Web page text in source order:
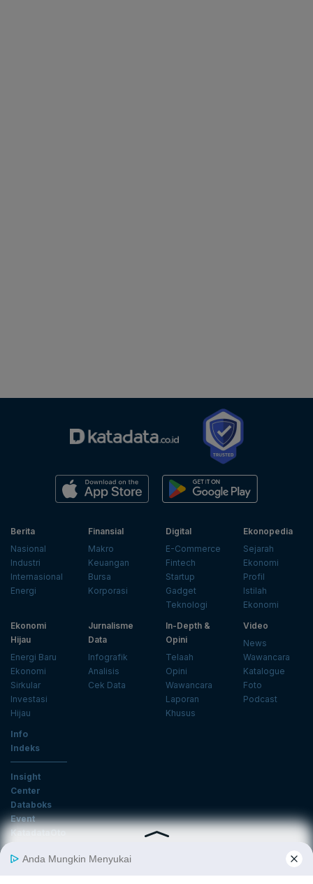
Berita
Nasional
Industri
Internasional
Energi
Finansial
Makro
Keuangan
Bursa
Korporasi
Digital
E-Commerce
Fintech
Startup
Gadget
Teknologi
Ekonopedia
Sejarah
Ekonomi
Profil
Istilah
Ekonomi
Ekonomi
Hijau
Energi Baru
Ekonomi
Sirkular
Investasi
Hijau
Jurnalisme
Data
Infografik
Analisis
Cek Data
In-Depth &
Opini
Telaah
Opini
Wawancara
Laporan
Khusus
Video
News
Wawancara
Katalogue
Foto
Podcast
Info
Indeks
Insight
Center
Databoks
Event
KatadataOto